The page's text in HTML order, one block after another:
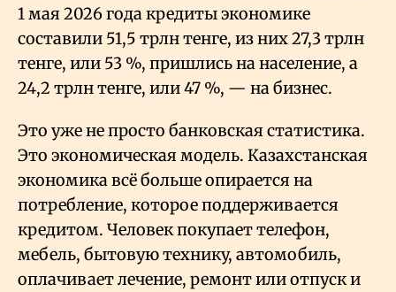
1 мая 2026 года кредиты экономике
составили 51,5 трлн тенге, из них 27,3 трлн
тенге, или 53 %, пришлись на население, а
24,2 трлн тенге, или 47 %, — на бизнес.
Это уже не просто банковская статистика.
Это экономическая модель. Казахстанская
экономика всё больше опирается на
потребление, которое поддерживается
кредитом. Человек покупает телефон,
мебель, бытовую технику, автомобиль,
оплачивает лечение, ремонт или отпуск и